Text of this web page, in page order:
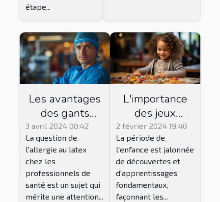
étape...
?
Les avantages
des gants
nitrile pour les
professionnels
de santé
allergiques au
latex
3 avril 2024 00:42
La question de
l'allergie au latex
chez les
professionnels de
santé est un sujet qui
mérite une attention...
L'importance
des jeux
éducatifs dans
le
développement
cognitif de
l'enfant
2 février 2024 19:40
La période de
l'enfance est jalonnée
de découvertes et
d'apprentissages
fondamentaux,
façonnant les...